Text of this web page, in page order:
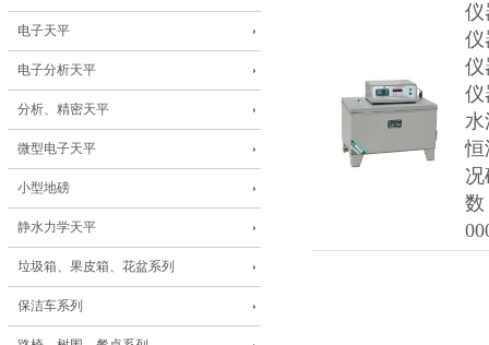
电子天平
电子分析天平
分析、精密天平
微型电子天平
小型地磅
静水力学天平
垃圾箱、果皮箱、花盆系列
保洁车系列
仪
仪
仪
仪
水
恒
数